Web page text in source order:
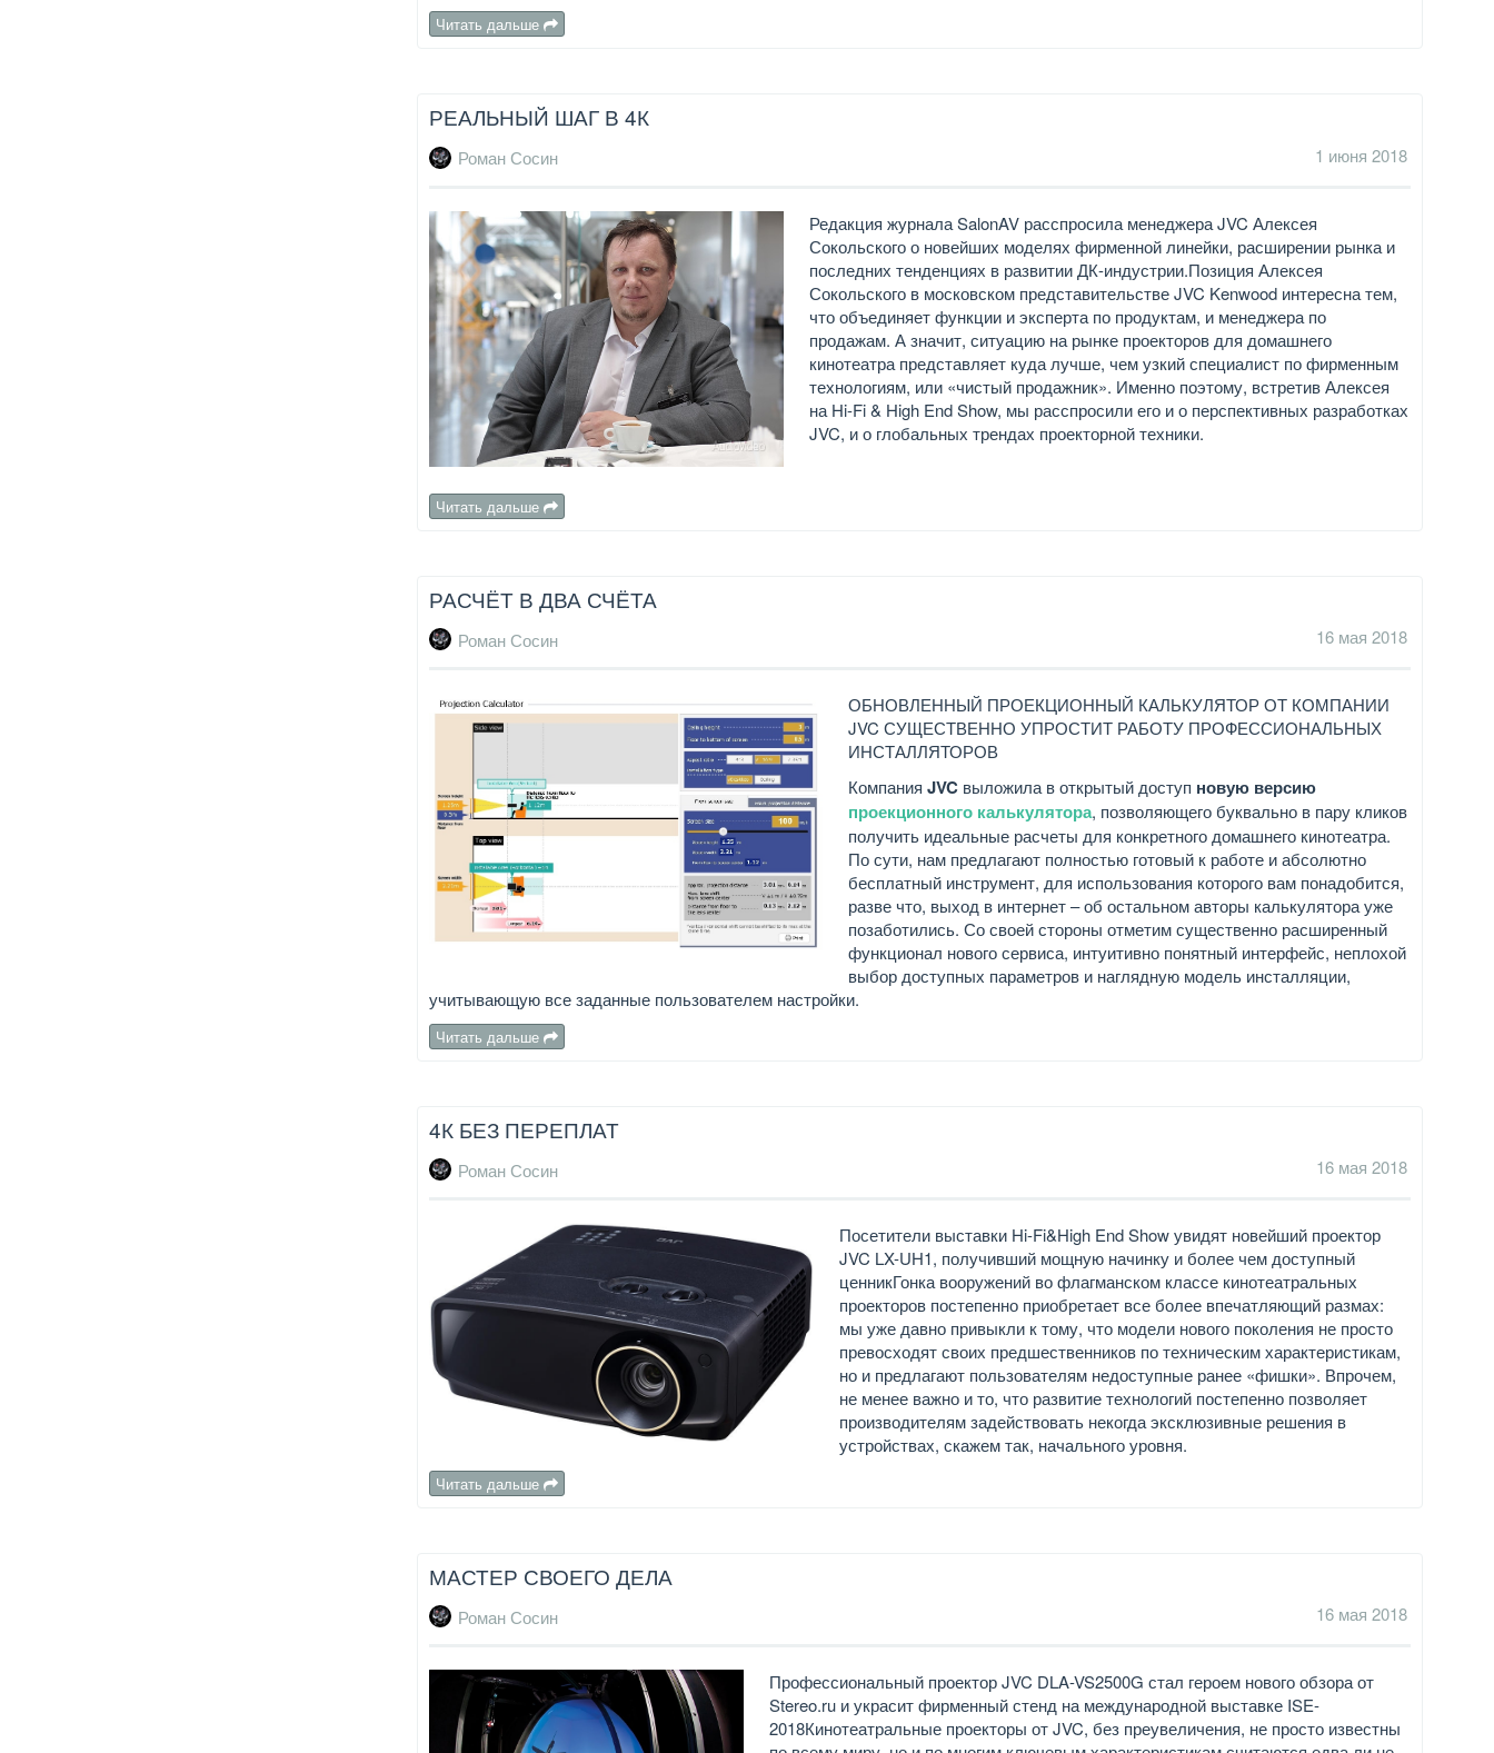
Читать дальше
РЕАЛЬНЫЙ ШАГ В 4К
Роман Сосин 1 июня 2018
Редакция журнала SalonAV расспросила менеджера JVC Алексея
Сокольского о новейших моделях фирменной линейки, расширении рынка и
последних тенденциях в развитии ДК-индустрии.Позиция Алексея
Сокольского в московском представительстве JVC Kenwood интересна тем,
что объединяет функции и эксперта по продуктам, и менеджера по
продажам. А значит, ситуацию на рынке проекторов для домашнего
кинотеатра представляет куда лучше, чем узкий специалист по фирменным
технологиям, или «чистый продажник». Именно поэтому, встретив Алексея
на Hi-Fi & High End Show, мы расспросили его и о перспективных разработках
JVC, и о глобальных трендах проекторной техники.
Читать дальше
РАСЧЁТ В ДВА СЧЁТА
Роман Сосин 16 мая 2018
ОБНОВЛЕННЫЙ ПРОЕКЦИОННЫЙ КАЛЬКУЛЯТОР ОТ КОМПАНИИ
JVC СУЩЕСТВЕННО УПРОСТИТ РАБОТУ ПРОФЕССИОНАЛЬНЫХ
ИНСТАЛЛЯТОРОВ
Компания JVC выложила в открытый доступ новую версию
проекционного калькулятора, позволяющего буквально в пару кликов
получить идеальные расчеты для конкретного домашнего кинотеатра.
По сути, нам предлагают полностью готовый к работе и абсолютно
бесплатный инструмент, для использования которого вам понадобится,
разве что, выход в интернет – об остальном авторы калькулятора уже
позаботились. Со своей стороны отметим существенно расширенный
функционал нового сервиса, интуитивно понятный интерфейс, неплохой
выбор доступных параметров и наглядную модель инсталляции,
учитывающую все заданные пользователем настройки.
Читать дальше
4К БЕЗ ПЕРЕПЛАТ
Роман Сосин 16 мая 2018
Посетители выставки Hi-Fi&High End Show увидят новейший проектор
JVC LX-UH1, получивший мощную начинку и более чем доступный
ценникГонка вооружений во флагманском классе кинотеатральных
проекторов постепенно приобретает все более впечатляющий размах:
мы уже давно привыкли к тому, что модели нового поколения не просто
превосходят своих предшественников по техническим характеристикам,
но и предлагают пользователям недоступные ранее «фишки». Впрочем,
не менее важно и то, что развитие технологий постепенно позволяет
производителям задействовать некогда эксклюзивные решения в
устройствах, скажем так, начального уровня.
Читать дальше
МАСТЕР СВОЕГО ДЕЛА
Роман Сосин 16 мая 2018
Профессиональный проектор JVC DLA-VS2500G стал героем нового обзора от
Stereo.ru и украсит фирменный стенд на международной выставке ISE-
2018Кинотеатральные проекторы от JVC, без преувеличения, не просто известны